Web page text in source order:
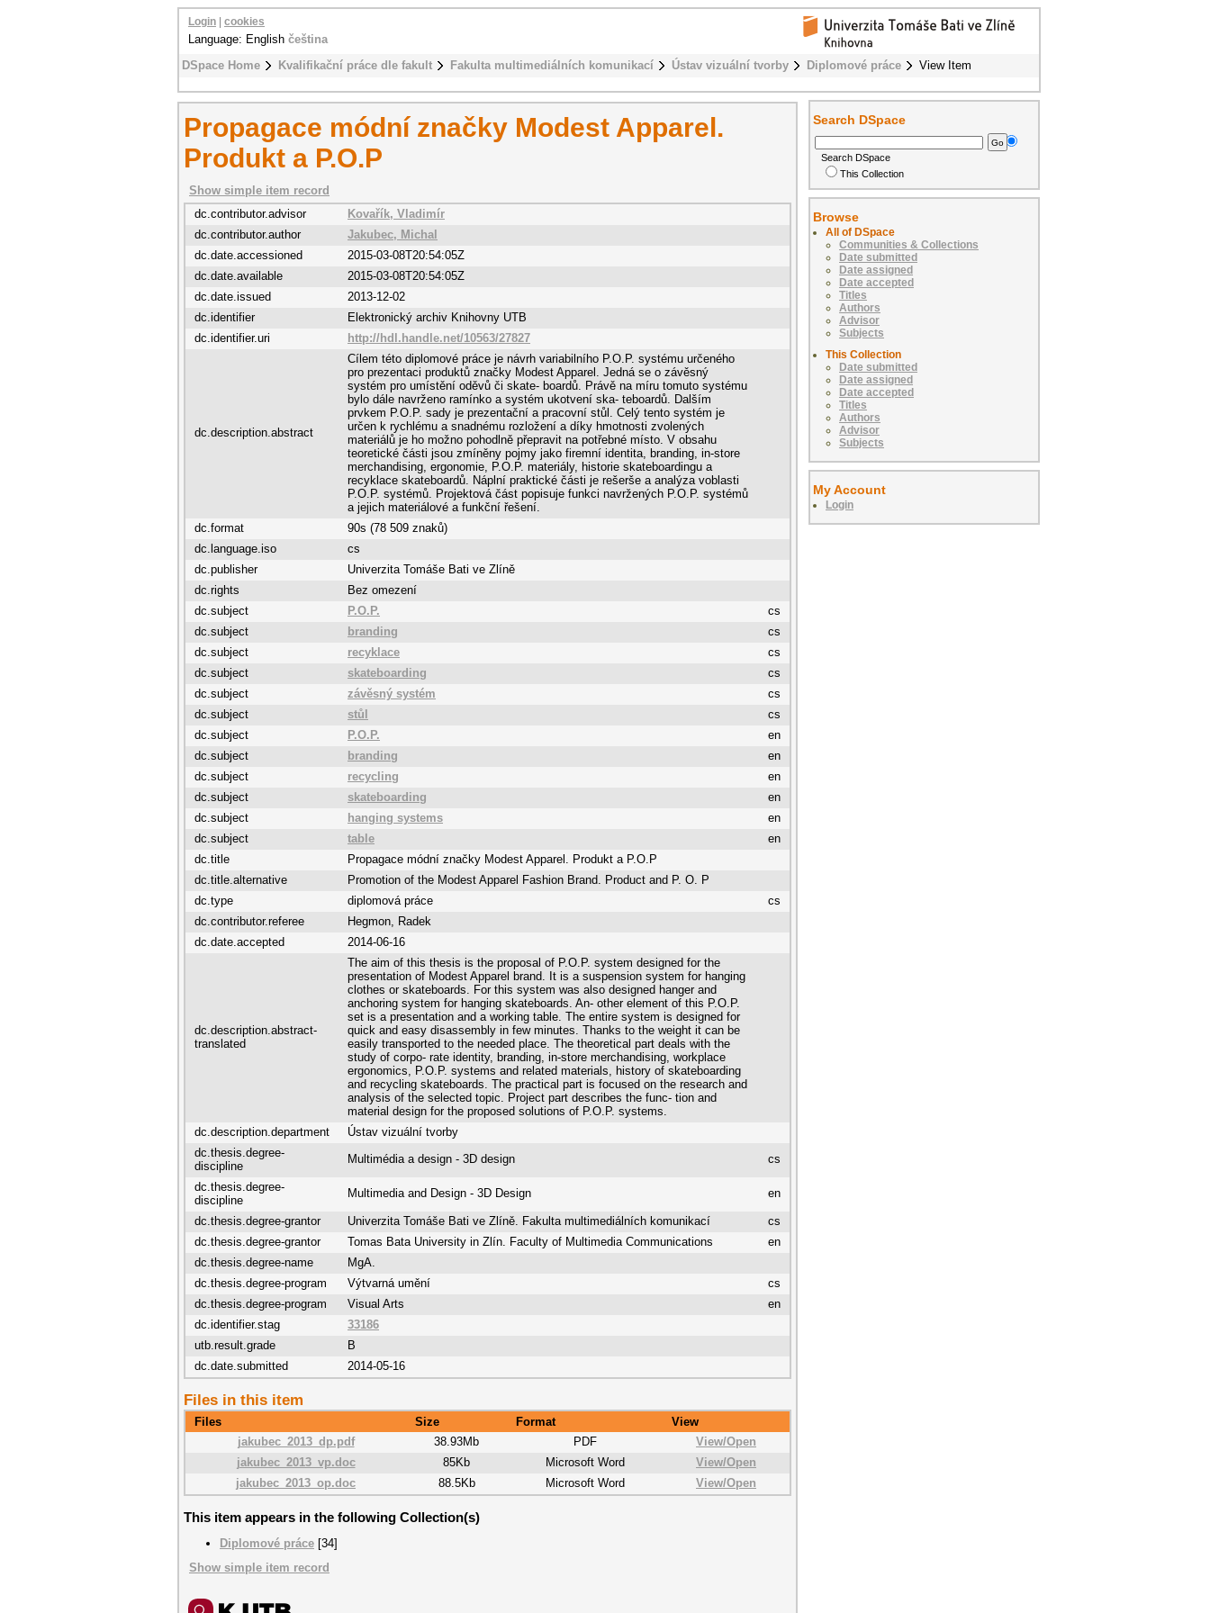
DSpace Home Kvalifikační práce dle fakult Fakulta multimediálních komunikací Ústav vizuální tvorby Diplomové práce View Item
Login cookies
Language: English čeština
Propagace módní značky Modest Apparel.
Produkt a P.O.P
Show simple item record
dc.contributor.advisor
Kovařík, Vladimír
dc.contributor.author
Jakubec, Michal
dc.date.accessioned
2015-03-08T20:54:05Z
dc.date.available
2015-03-08T20:54:05Z
dc.date.issued
2013-12-02
dc.identifier
Elektronický archiv Knihovny UTB
dc.identifier.uri
http://hdl.handle.net/10563/27827
dc.description.abstract
Cílem této diplomové práce je návrh variabilního P.O.P. systému určeného
pro prezentaci produktů značky Modest Apparel. Jedná se o závěsný
systém pro umístění oděvů či skate- boardů. Právě na míru tomuto systému
bylo dále navrženo ramínko a systém ukotvení ska- teboardů. Dalším
prvkem P.O.P. sady je prezentační a pracovní stůl. Celý tento systém je
určen k rychlému a snadnému rozložení a díky hmotnosti zvolených
materiálů je ho možno pohodlně přepravit na potřebné místo. V obsahu
teoretické části jsou zmíněny pojmy jako firemní identita, branding, in-store
merchandising, ergonomie, P.O.P. materiály, historie skateboardingu a
recyklace skateboardů. Náplní praktické části je rešerše a analýza voblasti
P.O.P. systémů. Projektová část popisuje funkci navržených P.O.P. systémů
a jejich materiálové a funkční řešení.
dc.format
90s (78 509 znaků)
dc.language.iso
cs
dc.publisher
Univerzita Tomáše Bati ve Zlíně
dc.rights
Bez omezení
dc.subject
P.O.P.
cs
dc.subject
branding
cs
dc.subject
recyklace
cs
dc.subject
skateboarding
cs
dc.subject
závěsný systém
cs
dc.subject
stůl
cs
dc.subject
P.O.P.
en
dc.subject
branding
en
dc.subject
recycling
en
dc.subject
skateboarding
en
dc.subject
hanging systems
en
dc.subject
table
en
dc.title
Propagace módní značky Modest Apparel. Produkt a P.O.P
dc.title.alternative
Promotion of the Modest Apparel Fashion Brand. Product and P. O. P
dc.type
diplomová práce
cs
dc.contributor.referee
Hegmon, Radek
dc.date.accepted
2014-06-16
dc.description.abstract-
translated
The aim of this thesis is the proposal of P.O.P. system designed for the
presentation of Modest Apparel brand. It is a suspension system for hanging
clothes or skateboards. For this system was also designed hanger and
anchoring system for hanging skateboards. An- other element of this P.O.P.
set is a presentation and a working table. The entire system is designed for
quick and easy disassembly in few minutes. Thanks to the weight it can be
easily transported to the needed place. The theoretical part deals with the
study of corpo- rate identity, branding, in-store merchandising, workplace
ergonomics, P.O.P. systems and related materials, history of skateboarding
and recycling skateboards. The practical part is focused on the research and
analysis of the selected topic. Project part describes the func- tion and
material design for the proposed solutions of P.O.P. systems.
dc.description.department
Ústav vizuální tvorby
dc.thesis.degree-
discipline
Multimédia a design - 3D design cs
dc.thesis.degree-
discipline
Multimedia and Design - 3D Design en
dc.thesis.degree-grantor Univerzita Tomáše Bati ve Zlíně. Fakulta multimediálních komunikací
cs
dc.thesis.degree-grantor
Tomas Bata University in Zlín. Faculty of Multimedia Communications
en
dc.thesis.degree-name
MgA.
dc.thesis.degree-program
Výtvarná umění
cs
dc.thesis.degree-program
Visual Arts
en
dc.identifier.stag
33186
utb.result.grade
B
dc.date.submitted
2014-05-16
Files in this item
Files Size Format
View
jakubec_2013_dp.pdf
38.93Mb PDF View/Open
jakubec_2013_vp.doc
85Kb Microsoft Word View/Open
jakubec_2013_op.doc
88.5Kb Microsoft Word View/Open
This item appears in the following Collection(s)
Diplomové práce [34]
Show simple item record
Search DSpace
Search DSpace
This Collection
Browse
All of DSpace
Communities & Collections
Date submitted
Date assigned
Date accepted
Titles
Authors
Advisor
Subjects
This Collection
Date submitted
Date assigned
Date accepted
Titles
Authors
Advisor
Subjects
My Account
Login